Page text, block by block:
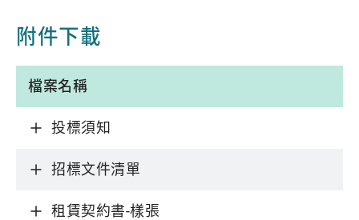
附件下載
檔案名稱
投標須知
招標文件清單
租賃契約書-樣張